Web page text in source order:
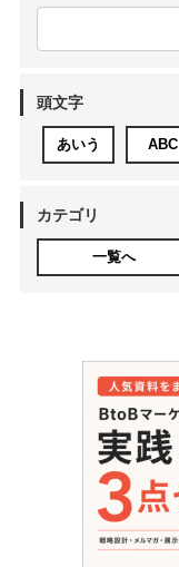
頭文字
あいう ABC
カテゴリ
一覧へ